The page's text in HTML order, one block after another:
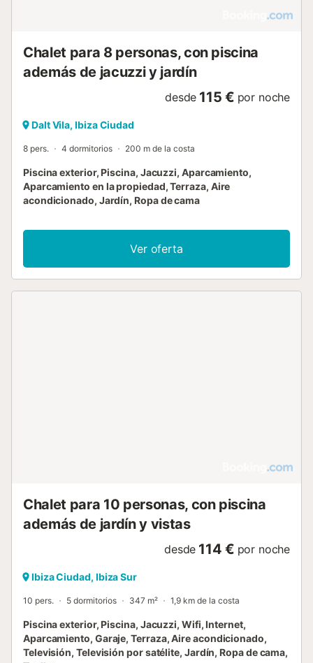
Chalet para 8 personas, con piscina
además de jacuzzi y jardín
desde 115 € por noche
Dalt Vila, Ibiza Ciudad
8 pers. 4 dormitorios 200 m de la costa
Piscina exterior, Piscina, Jacuzzi, Aparcamiento,
Aparcamiento en la propiedad, Terraza, Aire
acondicionado, Jardín, Ropa de cama
Ver oferta
Chalet para 10 personas, con piscina
además de jardín y vistas
desde 114 € por noche
Ibiza Ciudad, Ibiza Sur
10 pers. 5 dormitorios 347 m² 1,9 km de la costa
Piscina exterior, Piscina, Jacuzzi, Wifi, Internet,
Aparcamiento, Garaje, Terraza, Aire acondicionado,
Televisión, Televisión por satélite, Jardín, Ropa de cama,